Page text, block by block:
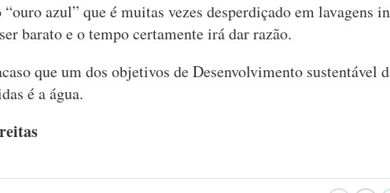
“ouro azul” que é muitas vezes desperdiçado em lavagens
barato e o tempo certamente irá dar razão.
que um dos objetivos de Desenvolvimento sustentável
é a água.